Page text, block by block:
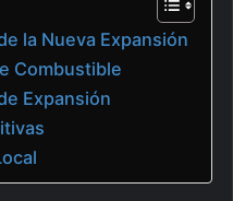
la Nueva Expansión
Combustible
Expansión